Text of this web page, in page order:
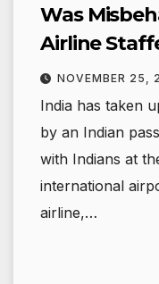
Was
Airline
NOVEMBER 25,
India has taken
by an Indian
with Indians at
international
airline,…